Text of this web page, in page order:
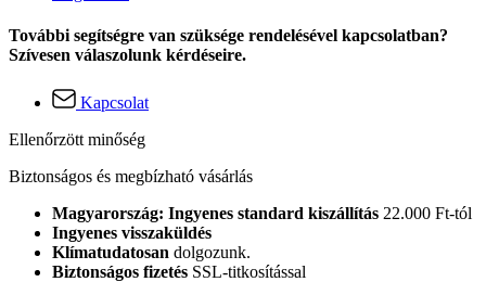
További segítségre van szüksége rendelésével kapcsolatban?
Szívesen válaszolunk kérdéseire.
Kapcsolat
Ellenőrzött minőség
Biztonságos és megbízható vásárlás
Magyarország: Ingyenes standard kiszállítás 22.000 Ft-tól
Ingyenes visszaküldés
Klímatudatosan dolgozunk.
Biztonságos fizetés SSL-titkosítással